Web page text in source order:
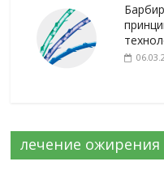
лечение ожирения